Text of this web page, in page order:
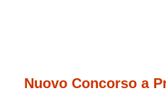
Nuovo Concorso a